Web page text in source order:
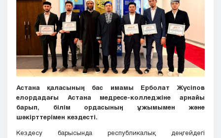
Талдыкорган
Туркестан
Уральск
Усть-Каменогорск
Шымкент
Астана қаласының бас имамы Ерболат Жүсіпов
елордадағы Астана медресе-колледжіне арнайы
барып, білім ордасының ұжымымен және
шәкірттерімен кездесті.
Кездесу барысында республикалық деңгейдегі